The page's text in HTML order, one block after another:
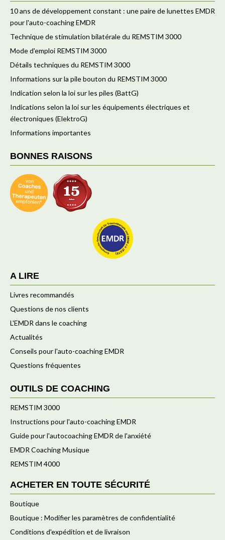
10 ans de développement constant : une paire de lunettes EMDR
pour l'auto-coaching EMDR
Technique de stimulation bilatérale du REMSTIM 3000
Mode d'emploi REMSTIM 3000
Détails techniques du REMSTIM 3000
Informations sur la pile bouton du REMSTIM 3000
Indication selon la loi sur les piles (BattG)
Indications selon la loi sur les équipements électriques et
électroniques (ElektroG)
Informations importantes
BONNES RAISONS
A LIRE
Livres recommandés
Questions de nos clients
L'EMDR dans le coaching
Actualités
Conseils pour l'auto-coaching EMDR
Questions fréquentes
OUTILS DE COACHING
REMSTIM 3000
Instructions pour l'auto-coaching EMDR
Guide pour l'autocoaching EMDR de l'anxiété
EMDR Coaching Musique
REMSTIM 4000
ACHETER EN TOUTE SÉCURITÉ
Boutique
Boutique : Modifier les paramètres de confidentialité
Conditions d'expédition et de livraison